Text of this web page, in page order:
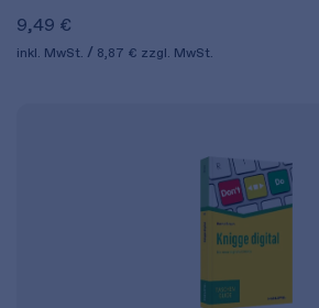
9,49 €
inkl. MwSt. 8,87 € zzgl. MwSt.